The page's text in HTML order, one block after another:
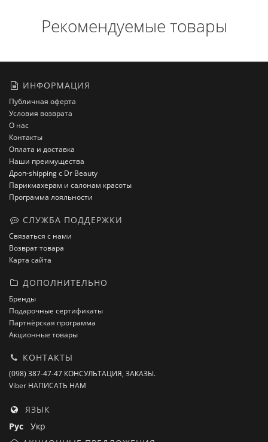
Рекомендуемые товары
ИНФОРМАЦИЯ
Публичная оферта
Условия возврата
О нас
Контакты
Оплата и доставка
Наши преимущества
Дроп-shipping с Dr Beauty
Парикмахерам и салонам красоты
Программа лояльности
СЛУЖБА ПОДДЕРЖКИ
Связаться с нами
Возврат товара
Карта сайта
ДОПОЛНИТЕЛЬНО
Бренды
Подарочные сертификаты
Партнёрская программа
Акционные товары
КОНТАКТЫ
(098) 387-47-47 КОНСУЛЬТАЦИЯ, ЗАКАЗЫ.
Viber НАПИСАТЬ НАМ
ЯЗЫК
Рус Укр